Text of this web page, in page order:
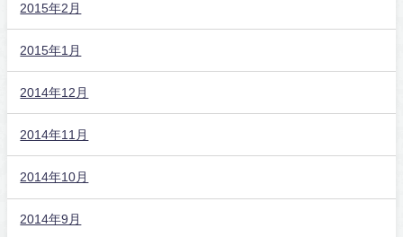
2015年2月
2015年1月
2014年12月
2014年11月
2014年10月
2014年9月